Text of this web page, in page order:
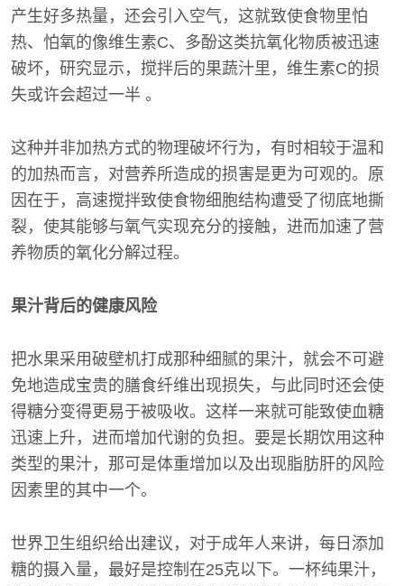
产生好多热量，还会引入空气，这就致使食物里怕
热、怕氧的像维生素C、多酚这类抗氧化物质被迅速
破坏，研究显示，搅拌后的果蔬汁里，维生素C的损
失或许会超过一半 。
这种并非加热方式的物理破坏行为，有时相较于温和
的加热而言，对营养所造成的损害是更为可观的。原
因在于，高速搅拌致使食物细胞结构遭受了彻底地撕
裂，使其能够与氧气实现充分的接触，进而加速了营
养物质的氧化分解过程。
果汁背后的健康风险
把水果采用破壁机打成那种细腻的果汁，就会不可避
免地造成宝贵的膳食纤维出现损失，与此同时还会使
得糖分变得更易于被吸收。这样一来就可能致使血糖
迅速上升，进而增加代谢的负担。要是长期饮用这种
类型的果汁，那可是体重增加以及出现脂肪肝的风险
因素里的其中一个。
世界卫生组织给出建议，对于成年人来讲，每日添加
糖的摄入量，最好是控制在25克以下。一杯纯果汁，